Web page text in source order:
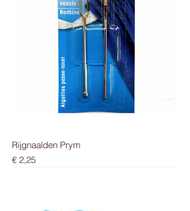
Rijgnaalden Prym
Prijs
€ 2,25